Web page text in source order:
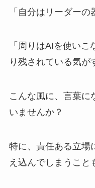
「自分はリーダー
「周りはAIを使い
り残されている気が
こんな風に、言葉に
いませんか？
特に、責任ある立場
え込んでしまうこと